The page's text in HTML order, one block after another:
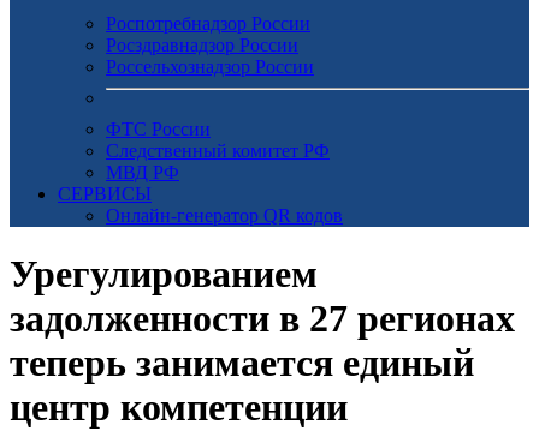
Роспотребнадзор России
Росздравнадзор России
Россельхознадзор России
ФТС России
Следственный комитет РФ
МВД РФ
СЕРВИСЫ
Онлайн-генератор QR кодов
Урегулированием
задолженности в 27 регионах
теперь занимается единый
центр компетенции